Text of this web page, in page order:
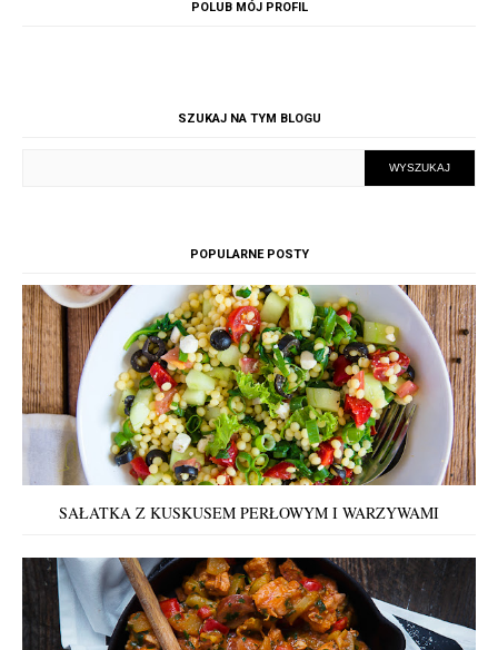
POLUB MÓJ PROFIL
SZUKAJ NA TYM BLOGU
POPULARNE POSTY
SAŁATKA Z KUSKUSEM PERŁOWYM I WARZYWAMI